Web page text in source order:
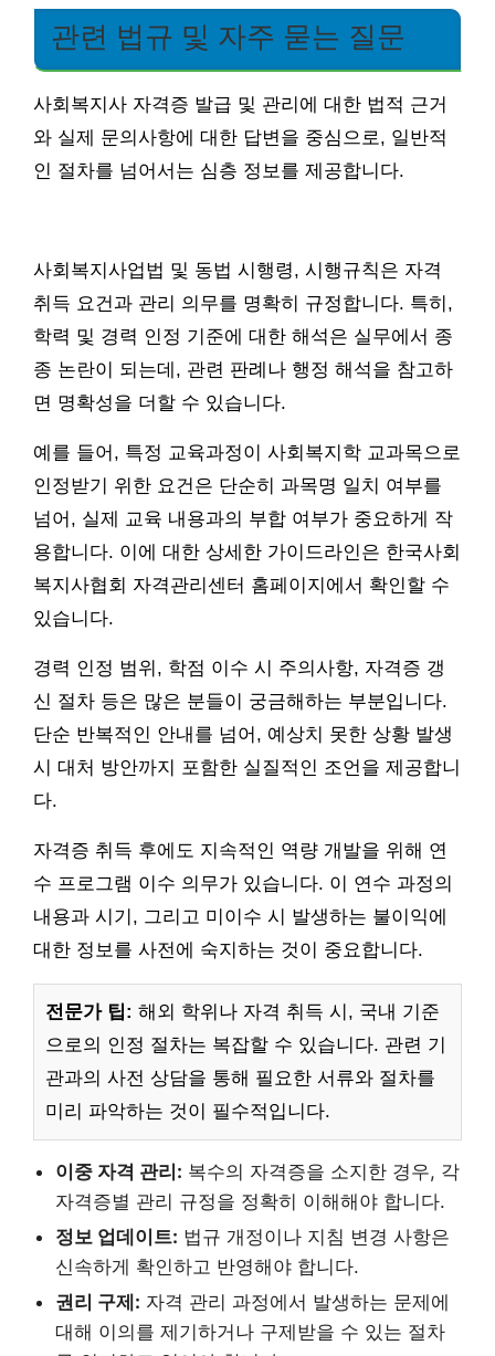
관련 법규 및 자주 묻는 질문
사회복지사 자격증 발급 및 관리에 대한 법적 근거
와 실제 문의사항에 대한 답변을 중심으로, 일반적
인 절차를 넘어서는 심층 정보를 제공합니다.
사회복지사업법 및 동법 시행령, 시행규칙은 자격
취득 요건과 관리 의무를 명확히 규정합니다. 특히,
학력 및 경력 인정 기준에 대한 해석은 실무에서 종
종 논란이 되는데, 관련 판례나 행정 해석을 참고하
면 명확성을 더할 수 있습니다.
예를 들어, 특정 교육과정이 사회복지학 교과목으로
인정받기 위한 요건은 단순히 과목명 일치 여부를
넘어, 실제 교육 내용과의 부합 여부가 중요하게 작
용합니다. 이에 대한 상세한 가이드라인은 한국사회
복지사협회 자격관리센터 홈페이지에서 확인할 수
있습니다.
경력 인정 범위, 학점 이수 시 주의사항, 자격증 갱
신 절차 등은 많은 분들이 궁금해하는 부분입니다.
단순 반복적인 안내를 넘어, 예상치 못한 상황 발생
시 대처 방안까지 포함한 실질적인 조언을 제공합니
다.
자격증 취득 후에도 지속적인 역량 개발을 위해 연
수 프로그램 이수 의무가 있습니다. 이 연수 과정의
내용과 시기, 그리고 미이수 시 발생하는 불이익에
대한 정보를 사전에 숙지하는 것이 중요합니다.
전문가 팁: 해외 학위나 자격 취득 시, 국내 기준
으로의 인정 절차는 복잡할 수 있습니다. 관련 기
관과의 사전 상담을 통해 필요한 서류와 절차를
미리 파악하는 것이 필수적입니다.
이중 자격 관리: 복수의 자격증을 소지한 경우, 각
자격증별 관리 규정을 정확히 이해해야 합니다.
정보 업데이트: 법규 개정이나 지침 변경 사항은
신속하게 확인하고 반영해야 합니다.
권리 구제: 자격 관리 과정에서 발생하는 문제에
대해 이의를 제기하거나 구제받을 수 있는 절차